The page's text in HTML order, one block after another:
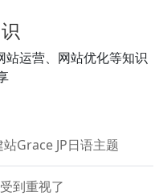
站运营、网站优化等知识
Grace JP日语主题
到重视了